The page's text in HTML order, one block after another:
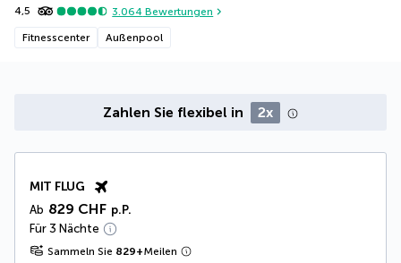
4,5 3.064 Bewertungen
Fitnesscenter Außenpool
Zahlen Sie flexibel in 2x
MIT FLUG
Ab 829 CHF p.P.
Für 3 Nächte
Sammeln Sie 829+Meilen